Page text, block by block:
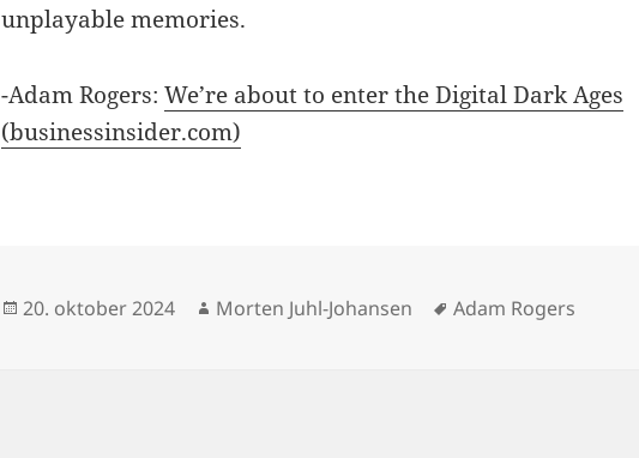
unplayable memories.
-Adam Rogers:We’re about to enter the Digital Dark Ages
(businessinsider.com)
Udgivet
20. oktober 2024 Forfatter
Morten Juhl-Johansen Tags
Adam Rogers